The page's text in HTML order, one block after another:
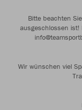
Bitte beachten
ausgeschlossen ist!
Wir wünschen viel